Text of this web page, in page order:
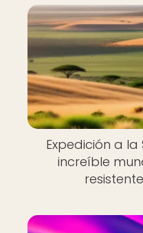
Expedición a
increíble